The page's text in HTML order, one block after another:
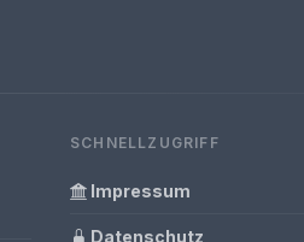
SCHNELLZUGRIFF
Impressum
Datenschutz